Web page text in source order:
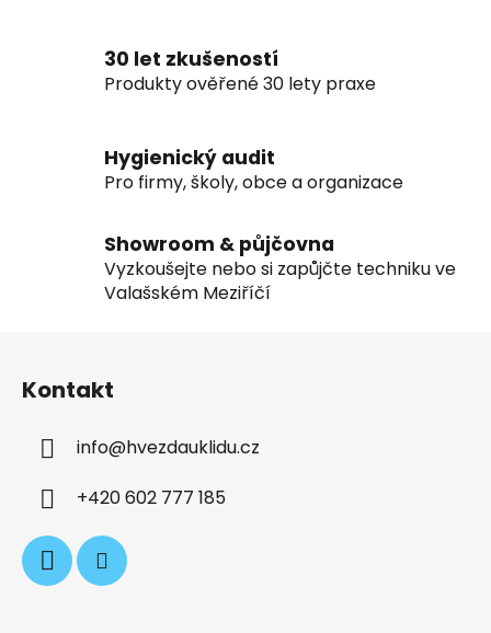
v
k
ý
p
u
30 let zkušeností
Produkty ověřené 30 lety praxe
Hygienický audit
Pro firmy, školy, obce a organizace
Showroom & půjčovna
Vyzkoušejte nebo si zapůjčte techniku ve
Valašském Meziříčí
Kontakt
info@hvezdauklidu.cz
+420 602 777 185